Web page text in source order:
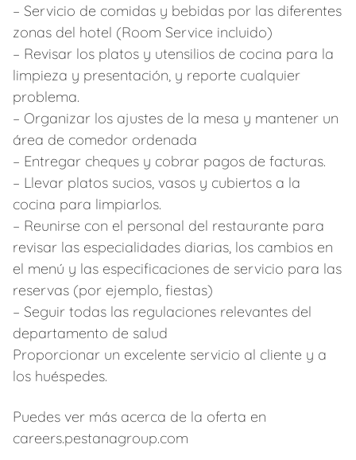
– Servicio de comidas y bebidas por las diferentes
zonas del hotel (Room Service incluido)
– Revisar los platos y utensilios de cocina para la
limpieza y presentación, y reporte cualquier
problema.
– Organizar los ajustes de la mesa y mantener un
área de comedor ordenada
– Entregar cheques y cobrar pagos de facturas.
– Llevar platos sucios, vasos y cubiertos a la
cocina para limpiarlos.
– Reunirse con el personal del restaurante para
revisar las especialidades diarias, los cambios en
el menú y las especificaciones de servicio para las
reservas (por ejemplo, fiestas)
– Seguir todas las regulaciones relevantes del
departamento de salud
Proporcionar un excelente servicio al cliente y a
los huéspedes.
Puedes ver más acerca de la oferta en
careers.pestanagroup.com